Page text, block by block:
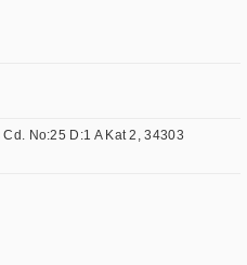
No:25 D:1 A Kat 2, 34303